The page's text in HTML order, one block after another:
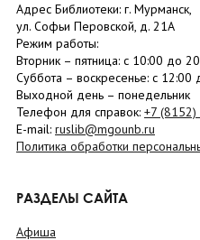
Адрес Библиотеки: г. Мурманск,
ул. Софьи Перовской, д. 21А
Режим работы:
Вторник – пятница: с 10:00 до
Суббота – воскресенье: c 12:00
Выходной день – понедельник
Телефон для справок: +7 (8152)
E-mail: ruslib@mgounb.ru
Политика обработки
РАЗДЕЛЫ САЙТА
Афиша